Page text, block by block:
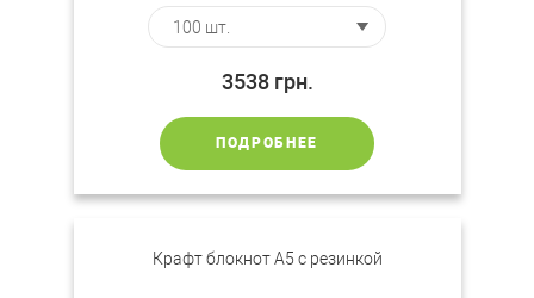
3538 грн.
ПОДРОБНЕЕ
Крафт блокнот А5 с резинкой